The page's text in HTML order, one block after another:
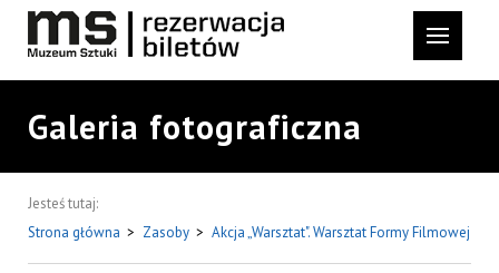
Galeria fotograficzna
Jesteś tutaj:
Strona główna > Zasoby > Akcja „Warsztat". Warsztat Formy Filmowej